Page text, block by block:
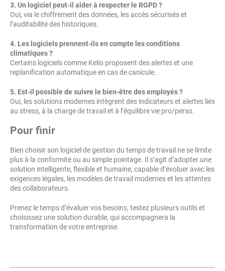
3. Un logiciel peut-il aider à respecter le RGPD ?
Oui, via le chiffrement des données, les accès sécurisés et
l’auditabilité des historiques.
4. Les logiciels prennent-ils en compte les conditions
climatiques ?
Certains logiciels comme Kelio proposent des alertes et une
replanification automatique en cas de canicule.
5. Est-il possible de suivre le bien-être des employés ?
Oui, les solutions modernes intègrent des indicateurs et alertes liés
au stress, à la charge de travail et à l’équilibre vie pro/perso.
Pour finir
Bien choisir son logiciel de gestion du temps de travail ne se limite
plus à la conformité ou au simple pointage. Il s’agit d’adopter une
solution intelligente, flexible et humaine, capable d’évoluer avec les
exigences légales, les modèles de travail modernes et les attentes
des collaborateurs.
Prenez le temps d’évaluer vos besoins, testez plusieurs outils et
choisissez une solution durable, qui accompagnera la
transformation de votre entreprise.